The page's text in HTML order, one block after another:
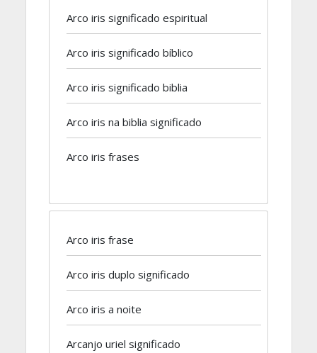
Arco iris significado espiritual
Arco iris significado bíblico
Arco iris significado biblia
Arco iris na biblia significado
Arco iris frases
Arco iris frase
Arco iris duplo significado
Arco iris a noite
Arcanjo uriel significado